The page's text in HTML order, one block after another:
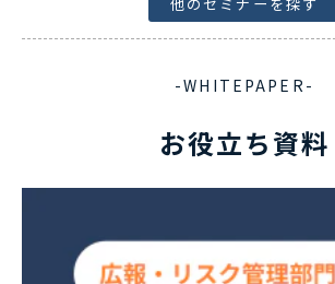
-WHITEPAPER-
お役立ち資料